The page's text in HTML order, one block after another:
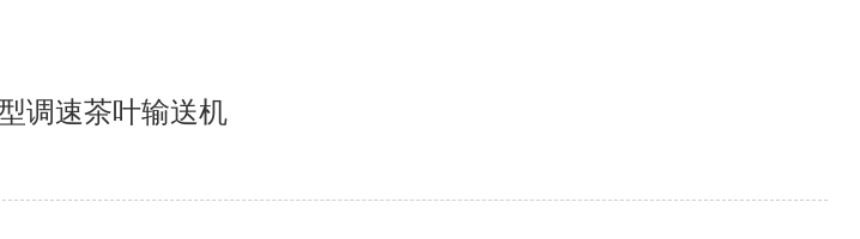
调速茶叶输送机